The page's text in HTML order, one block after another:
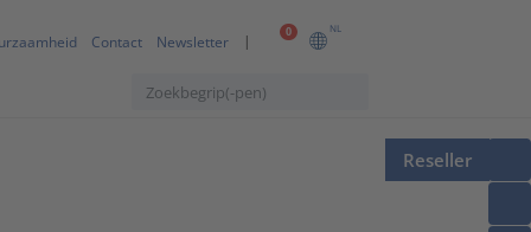
0 NL
Contact Newsletter
Reseller